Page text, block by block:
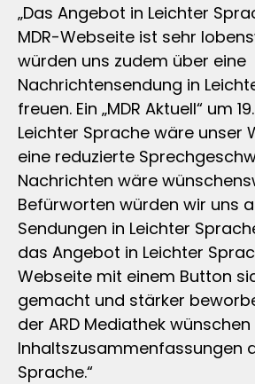
„Das Angebot in Leichter
MDR-Webseite ist sehr
würden uns zudem über eine
Nachrichtensendung in
freuen. Ein „MDR Aktuell“ um
Leichter Sprache wäre unser
eine reduzierte
Nachrichten wäre
Befürworten würden wir uns
Sendungen in Leichter
das Angebot in Leichter
Webseite mit einem Button
gemacht und stärker
der ARD Mediathek
Inhaltszusammenfassungen
Sprache.“